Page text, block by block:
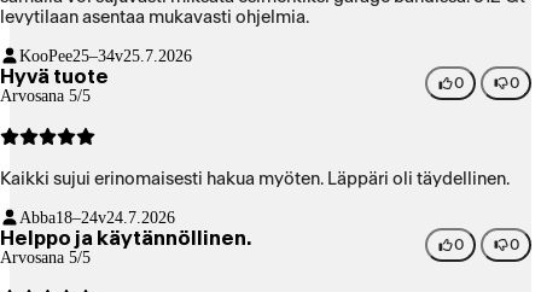
levytilaan asentaa mukavasti ohjelmia.
KooPee25–34v25.7.2026
Hyvä tuote
Arvosana 5/5
0 0
Kaikki sujui erinomaisesti hakua myöten. Läppäri oli täydellinen.
Abba18–24v24.7.2026
Helppo ja käytännöllinen.
Arvosana 5/5
0 0